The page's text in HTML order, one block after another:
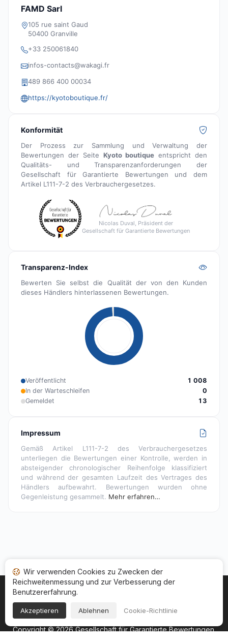
FAMD Sarl
105 rue saint Gaud
50400 Granville
+33 250061840
infos-contacts@wakagi.fr
489 866 400 00034
https://kyotoboutique.fr/
Konformität
Der Prozess zur Sammlung und Verwaltung der
Bewertungen der Seite Kyoto boutique entspricht den
Qualitäts- und Transparenzanforderungen der
Gesellschaft für Garantierte Bewertungen und dem
Artikel L111-7-2 des Verbrauchergesetzes.
Nicolas Duval, Präsident der
Gesellschaft für Garantierte Bewertungen
Transparenz-Index
Bewerten Sie selbst die Qualität der von den Kunden
dieses Händlers hinterlassenen Bewertungen.
Veröffentlicht
1 008
In der Warteschleifen
0
Gemeldet
13
Impressum
Gemäß Artikel L111-7-2 des Verbrauchergesetzes
unterliegen die Bewertungen einer Kontrolle, werden in
absteigender chronologischer Reihenfolge klassifiziert
und während der gesamten Laufzeit des Vertrages des
Händlers aufbewahrt. Bewertungen wurden ohne
Gegenleistung gesammelt. Mehr erfahren…
Startseite Ihr Bewertungsstatus
Allgemeine Nutzungsbedingugen
Rechtshinweise
Copyright © 2026Gesellschaft für Garantierte Bewertungen.
Wir verwenden Cookies zu Zwecken der
Reichweitenmessung und zur Verbesserung der
Benutzererfahrung.
Akzeptieren Ablehnen Cookie-Richtlinie